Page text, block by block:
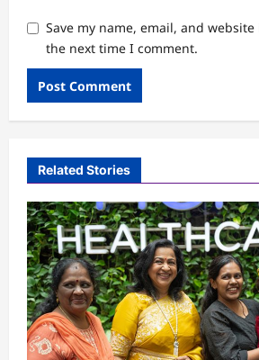
Save my name, email, and
the next time I comment.
Related Stories